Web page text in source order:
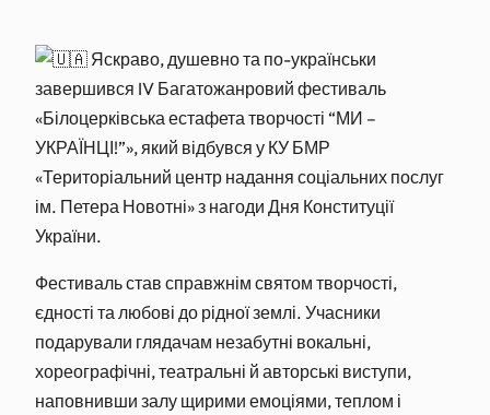
Яскраво, душевно та по-українськи
завершився IV Багатожанровий фестиваль
«Білоцерківська естафета творчості “МИ –
УКРАЇНЦІ!”», який відбувся у КУ БМР
«Територіальний центр надання соціальних послуг
ім. Петера Новотні» з нагоди Дня Конституції
України.
Фестиваль став справжнім святом творчості,
єдності та любові до рідної землі. Учасники
подарували глядачам незабутні вокальні,
хореографічні, театральні й авторські виступи,
наповнивши залу щирими емоціями, теплом і